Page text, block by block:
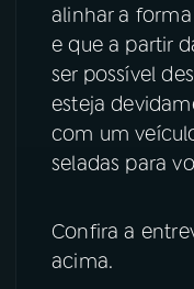
alinhar a
e que a partir
ser possível
esteja
com um
seladas para
Confira a
acima.